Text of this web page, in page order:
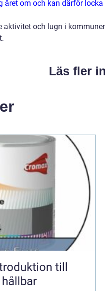
året om och kan därför
aktivitet och lugn i
Läs fler
till